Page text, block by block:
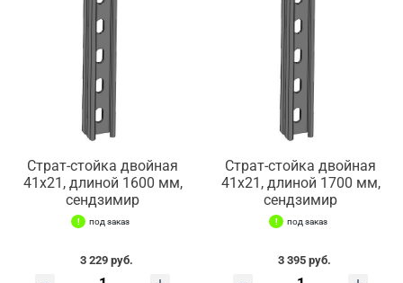
Страт-стойка двойная
41х21, длиной 1600 мм,
сендзимир
под заказ
3 229 руб.
Страт-стойка двойная
41х21, длиной 1700 мм,
сендзимир
под заказ
3 395 руб.